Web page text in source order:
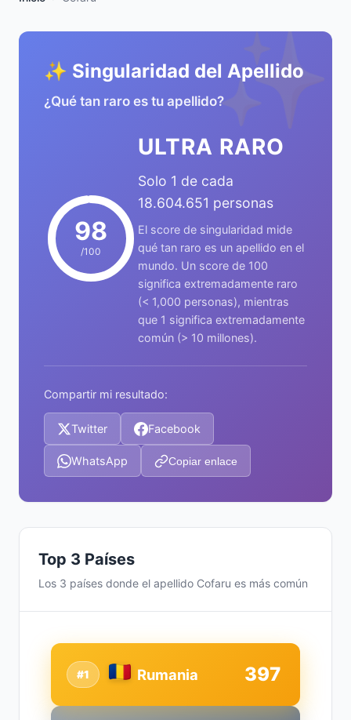
✨
✨ Singularidad del Apellido
¿Qué tan raro es tu apellido?
98
/100
ULTRA RARO
Solo 1 de cada
18.604.651 personas
El score de singularidad mide
qué tan raro es un apellido en el
mundo. Un score de 100
significa extremadamente raro
(< 1,000 personas), mientras
que 1 significa extremadamente
común (> 10 millones).
Compartir mi resultado:
Twitter Facebook
WhatsApp Copiar enlace
Top 3 Países
Los 3 países donde el apellido Cofaru es más común
#1 Rumania 397